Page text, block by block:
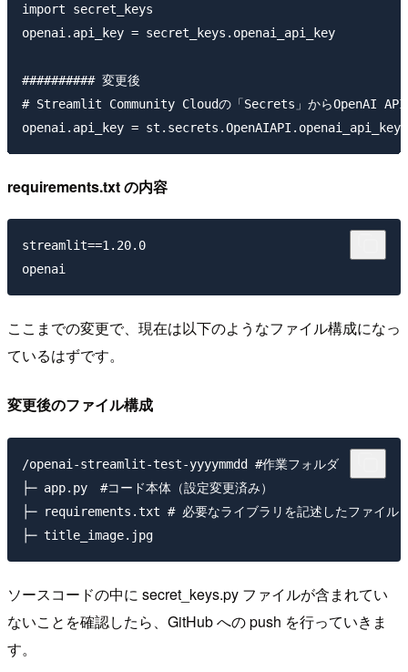
import secret_keys
openai.api_key = secret_keys.openai_api_key
########## 変更後
# Streamlit Community Cloudの「Secrets」からOpenAI
requirements.txt の内容
streamlit==1.20.0
ここまでの変更で、現在は以下のようなファイル構成になっ
ているはずです。
変更後のファイル構成
/openai-streamlit-test-yyyymmdd #作業フォルダ
├─ app.py　#コード本体（設定変更済み）
├─ requirements.txt # 必要なライブラリを記述したファイル
ソースコードの中に secret_keys.py ファイルが含まれてい
ないことを確認したら、GitHub への push を行っていきま
す。